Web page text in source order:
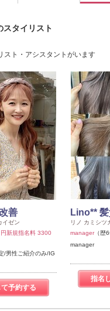
タイリスト
スト・アシスタントがいます
善
イゼン
円新規指名料 3300
/男性ご紹介のみ/IG
予約する
Lino**
リノ カミシツ
manager（歴6
manager
指名